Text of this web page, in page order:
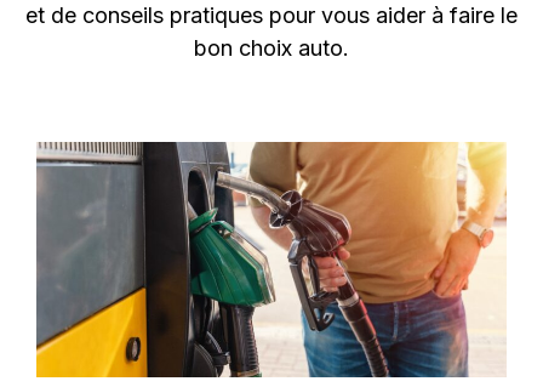
et de conseils pratiques pour vous aider à faire le
bon choix auto.